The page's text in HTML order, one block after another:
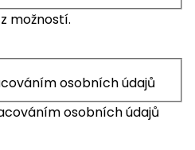
možností.
osobních údajů
osobních údajů